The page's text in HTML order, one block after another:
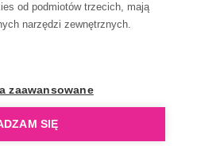
od podmiotów trzecich, mają
narzędzi zewnętrznych.
zaawansowane
SIĘ
ReflectGroup.